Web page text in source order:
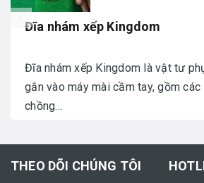
Đĩa nhám xếp Kingdom
Đĩa nhám xếp Kingdom là vật tư
gắn vào máy mài cầm tay, gồm các
chồng...
THEO DÕI CHÚNG TÔI